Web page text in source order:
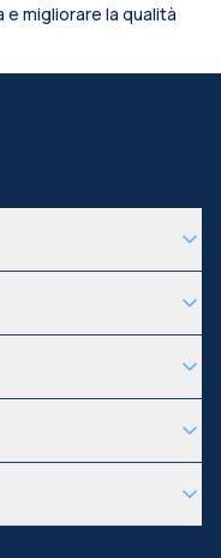
migliorare la qualità